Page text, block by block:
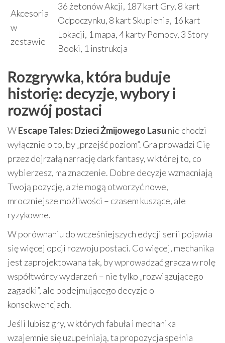
Akcesoria
w
zestawie
36 żetonów Akcji, 187 kart Gry, 8 kart
Odpoczynku, 8 kart Skupienia, 16 kart
Lokacji, 1 mapa, 4 karty Pomocy, 3 Story
Booki, 1 instrukcja
Rozgrywka, która buduje
historię: decyzje, wybory i
rozwój postaci
WEscape Tales: Dzieci Żmijowego Lasu nie chodzi
wyłącznie o to, by „przejść poziom”. Gra prowadzi Cię
przez dojrzałą narrację dark fantasy, w której to, co
wybierzesz, ma znaczenie. Dobre decyzje wzmacniają
Twoją pozycję, a złe mogą otworzyć nowe,
mroczniejsze możliwości – czasem kuszące, ale
ryzykowne.
W porównaniu do wcześniejszych edycji serii pojawia
się więcej opcji rozwoju postaci. Co więcej, mechanika
jest zaprojektowana tak, by wprowadzać gracza w rolę
współtwórcy wydarzeń – nie tylko „rozwiązującego
zagadki”, ale podejmującego decyzje o
konsekwencjach.
Jeśli lubisz gry, w których fabuła i mechanika
wzajemnie się uzupełniają, ta propozycja spełnia